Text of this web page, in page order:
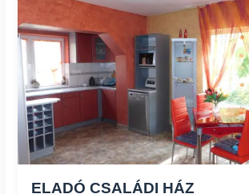
ELADÓ CSALÁDI HÁZ